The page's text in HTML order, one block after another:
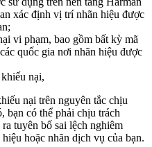
xác định vị trí nhãn hiệu được
vi phạm, bao gồm bất kỳ mã
quốc gia nơi nhãn hiệu được
nại,
nại trên nguyên tắc chịu
bạn có thể phải chịu trách
tuyên bố sai lệch nghiêm
hoặc nhãn dịch vụ của bạn.